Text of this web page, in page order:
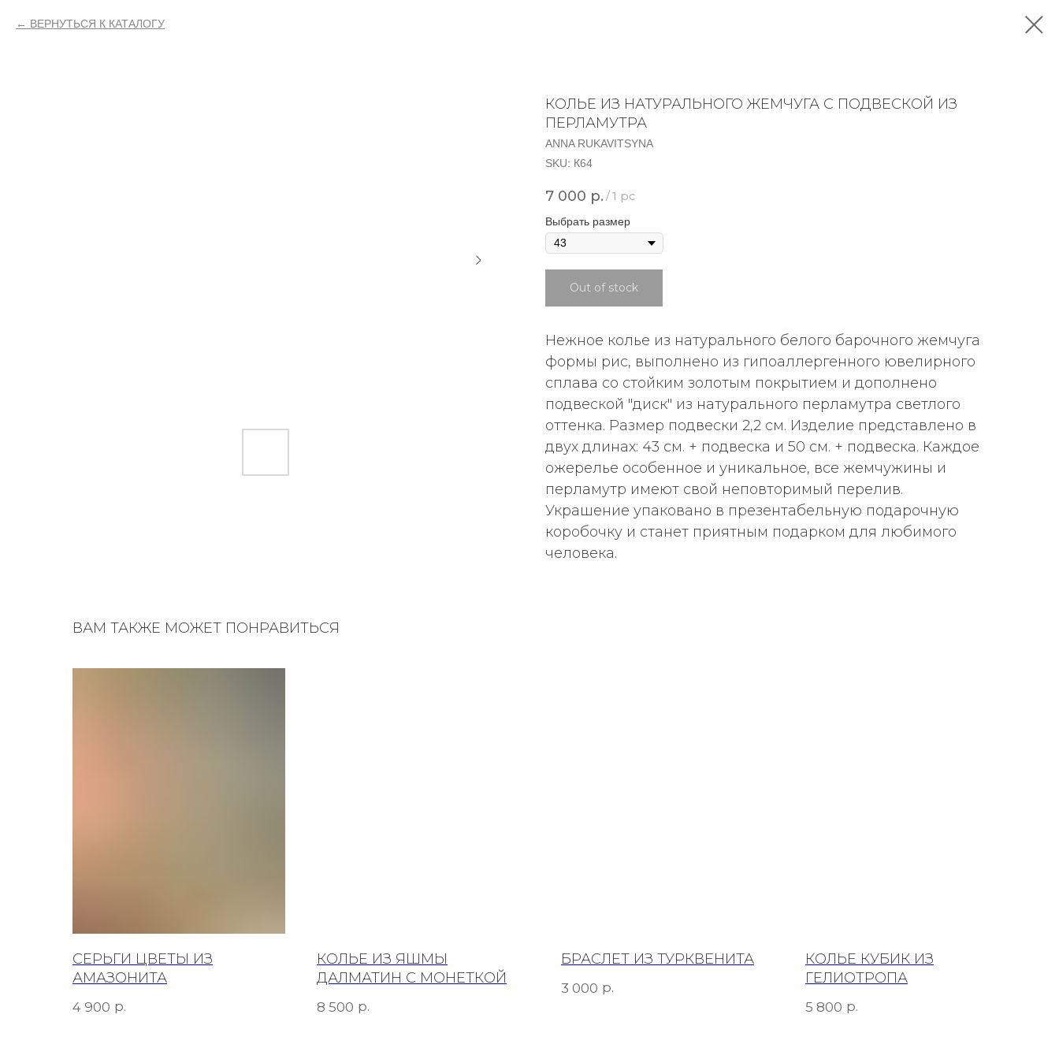
ВЕРНУТЬСЯ К КАТАЛОГУ
КОЛЬЕ ИЗ НАТУРАЛЬНОГО ЖЕМЧУГА С ПОДВЕСКОЙ ИЗ
ПЕРЛАМУТРА
ANNA RUKAVITSYNA
SKU: К64
7 000 р. /1 pc
Выбрать размер
Out of stock
Нежное колье из натурального белого барочного жемчуга
формы рис, выполнено из гипоаллергенного ювелирного
сплава со стойким золотым покрытием и дополнено
подвеской "диск" из натурального перламутра светлого
оттенка. Размер подвески 2,2 см. Изделие представлено в
двух длинах: 43 см. + подвеска и 50 см. + подвеска. Каждое
ожерелье особенное и уникальное, все жемчужины и
перламутр имеют свой неповторимый перелив.
Украшение упаковано в презентабельную подарочную
коробочку и станет приятным подарком для любимого
человека.
ВАМ ТАКЖЕ МОЖЕТ ПОНРАВИТЬСЯ
СЕРЬГИ ЦВЕТЫ ИЗ
АМАЗОНИТА
4 900 р.
КОЛЬЕ ИЗ ЯШМЫ
ДАЛМАТИН С МОНЕТКОЙ
8 500 р.
БРАСЛЕТ ИЗ ТУРКВЕНИТА
3 000 р.
КОЛЬЕ КУБИК ИЗ
ГЕЛИОТРОПА
5 800 р.